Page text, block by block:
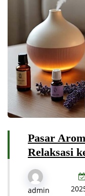
Pasar
Relaksasi
admin